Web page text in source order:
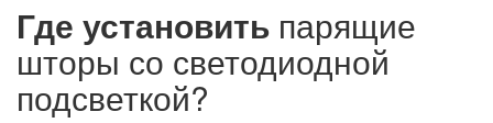
Где установить парящие
шторы со светодиодной
подсветкой?